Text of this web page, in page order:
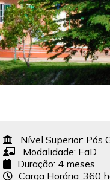
Nível Superior: Pós
Modalidade: EaD
Duração: 4 meses
Carga Horária: 360